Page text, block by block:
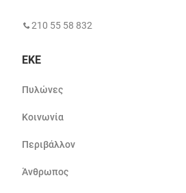
210 55 58 832
ΕΚΕ
Πυλώνες
Κοινωνία
Περιβάλλον
Άνθρωπος